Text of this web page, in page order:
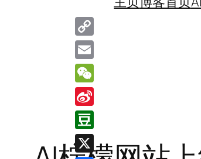
Copy
Link
Email
WeChat
Sina
Weibo
Douban